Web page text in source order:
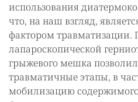
использования
что, на наш взгляд,
фактором травматизации.
лапароскопической
грыжевого мешка
травматичные этапы, в
мобилизацию содержимого